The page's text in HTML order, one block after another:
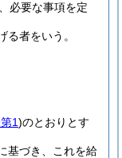
必要な事項を定
る者をいう。
1)のとおりとす
基づき、これを給